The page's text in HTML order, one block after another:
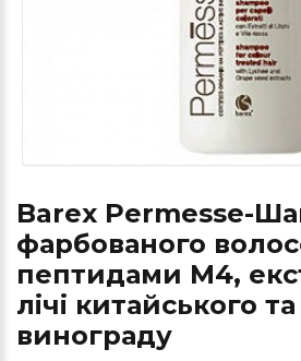
Barex Permesse-
фарбованого
пептидами М4,
лічі китайського
винограду